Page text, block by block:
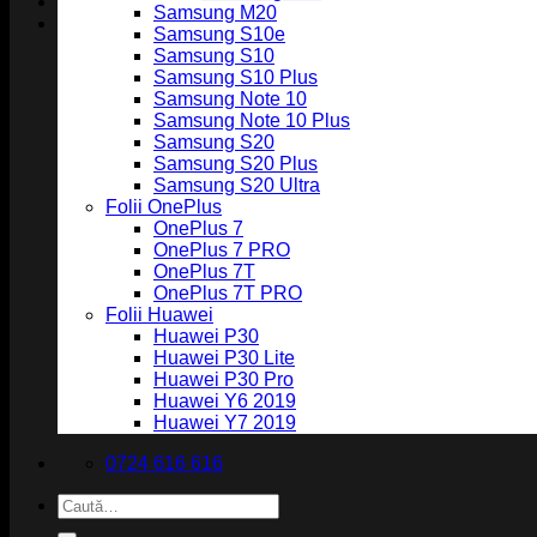
Samsung M20
Samsung S10e
Samsung S10
Samsung S10 Plus
Samsung Note 10
Samsung Note 10 Plus
Samsung S20
Samsung S20 Plus
Samsung S20 Ultra
Folii OnePlus
OnePlus 7
OnePlus 7 PRO
OnePlus 7T
OnePlus 7T PRO
Folii Huawei
Huawei P30
Huawei P30 Lite
Huawei P30 Pro
Huawei Y6 2019
Huawei Y7 2019
0724 616 616
Caută
după: